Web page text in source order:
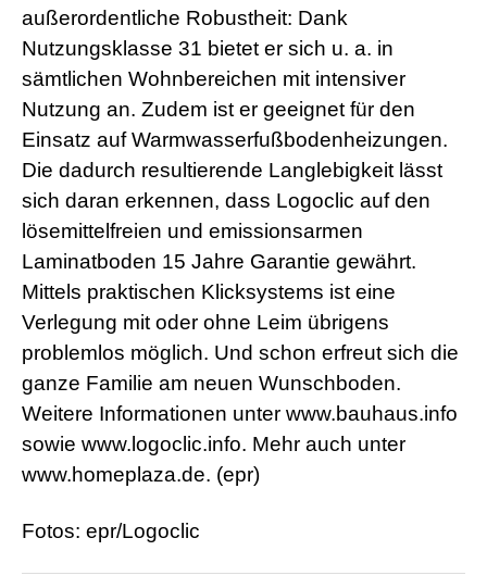
außerordentliche Robustheit: Dank
Nutzungsklasse 31 bietet er sich u. a. in
sämtlichen Wohnbereichen mit intensiver
Nutzung an. Zudem ist er geeignet für den
Einsatz auf Warmwasserfußbodenheizungen.
Die dadurch resultierende Langlebigkeit lässt
sich daran erkennen, dass Logoclic auf den
lösemittelfreien und emissionsarmen
Laminatboden 15 Jahre Garantie gewährt.
Mittels praktischen Klicksystems ist eine
Verlegung mit oder ohne Leim übrigens
problemlos möglich. Und schon erfreut sich die
ganze Familie am neuen Wunschboden.
Weitere Informationen unter www.bauhaus.info
sowie www.logoclic.info. Mehr auch unter
www.homeplaza.de. (epr)
Fotos: epr/Logoclic